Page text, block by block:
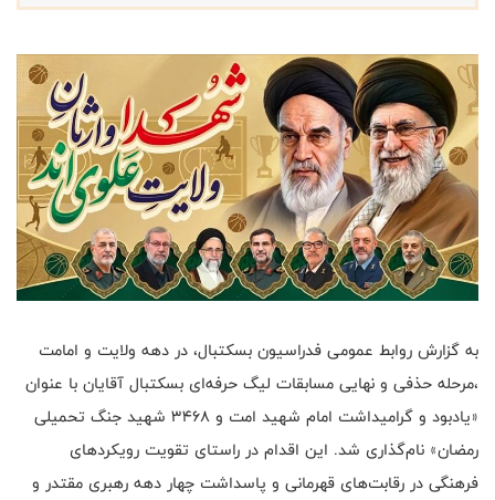
به گزارش روابط عمومی فدراسیون بسکتبال، در دهه ولایت و امامت
،مرحله حذفی و نهایی مسابقات لیگ حرفه‌ای بسکتبال آقایان با عنوان
«یادبود و گرامیداشت امام شهید امت و ۳۴۶۸ شهید جنگ تحمیلی
رمضان» نام‌گذاری شد. این اقدام در راستای تقویت رویکردهای
فرهنگی در رقابت‌های قهرمانی و پاسداشت چهار دهه رهبری مقتدر و